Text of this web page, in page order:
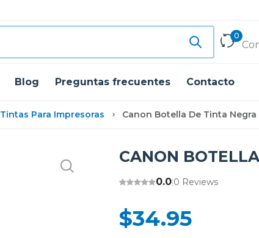
0
Blog Preguntas frecuentes Contacto
Tintas Para Impresoras Canon Botella De Tinta Negra
CANON
0.0|0 Reviews
$34.95